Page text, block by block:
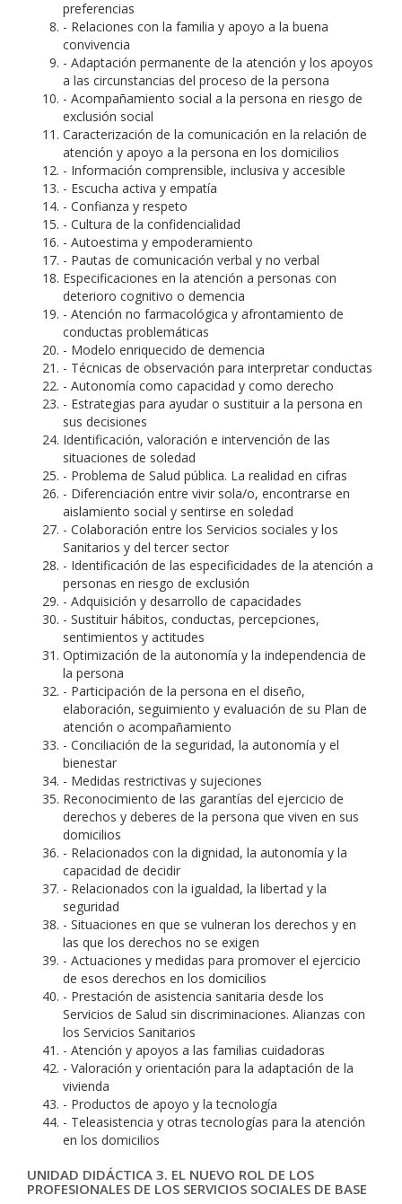
preferencias
- Relaciones con la familia y apoyo a la buena
convivencia
- Adaptación permanente de la atención y los apoyos
a las circunstancias del proceso de la persona
- Acompañamiento social a la persona en riesgo de
exclusión social
Caracterización de la comunicación en la relación de
atención y apoyo a la persona en los domicilios
- Información comprensible, inclusiva y accesible
- Escucha activa y empatía
- Confianza y respeto
- Cultura de la confidencialidad
- Autoestima y empoderamiento
- Pautas de comunicación verbal y no verbal
Especificaciones en la atención a personas con
deterioro cognitivo o demencia
- Atención no farmacológica y afrontamiento de
conductas problemáticas
- Modelo enriquecido de demencia
- Técnicas de observación para interpretar conductas
- Autonomía como capacidad y como derecho
- Estrategias para ayudar o sustituir a la persona en
sus decisiones
Identificación, valoración e intervención de las
situaciones de soledad
- Problema de Salud pública. La realidad en cifras
- Diferenciación entre vivir sola/o, encontrarse en
aislamiento social y sentirse en soledad
- Colaboración entre los Servicios sociales y los
Sanitarios y del tercer sector
- Identificación de las especificidades de la atención a
personas en riesgo de exclusión
- Adquisición y desarrollo de capacidades
- Sustituir hábitos, conductas, percepciones,
sentimientos y actitudes
Optimización de la autonomía y la independencia de
la persona
- Participación de la persona en el diseño,
elaboración, seguimiento y evaluación de su Plan de
atención o acompañamiento
- Conciliación de la seguridad, la autonomía y el
bienestar
- Medidas restrictivas y sujeciones
Reconocimiento de las garantías del ejercicio de
derechos y deberes de la persona que viven en sus
domicilios
- Relacionados con la dignidad, la autonomía y la
capacidad de decidir
- Relacionados con la igualdad, la libertad y la
seguridad
- Situaciones en que se vulneran los derechos y en
las que los derechos no se exigen
- Actuaciones y medidas para promover el ejercicio
de esos derechos en los domicilios
- Prestación de asistencia sanitaria desde los
Servicios de Salud sin discriminaciones. Alianzas con
los Servicios Sanitarios
- Atención y apoyos a las familias cuidadoras
- Valoración y orientación para la adaptación de la
vivienda
- Productos de apoyo y la tecnología
- Teleasistencia y otras tecnologías para la atención
en los domicilios
UNIDAD DIDÁCTICA 3. EL NUEVO ROL DE LOS
PROFESIONALES DE LOS SERVICIOS SOCIALES DE BASE